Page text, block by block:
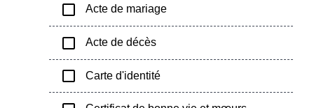
check_box_outline_blank Acte de mariage
check_box_outline_blank Acte de décès
check_box_outline_blank Carte d'identité